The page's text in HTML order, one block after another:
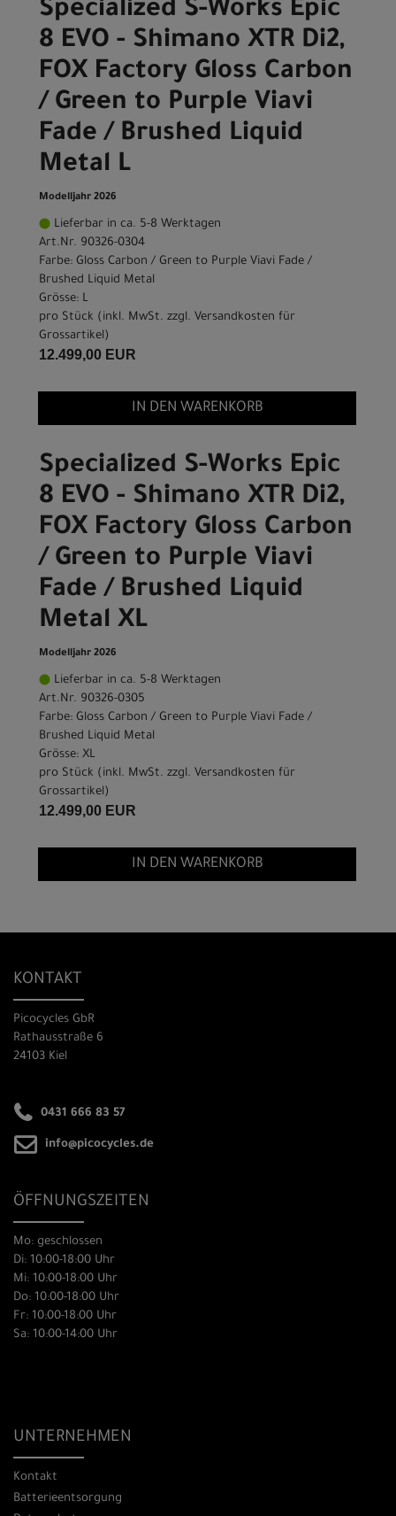
Specialized S-Works Epic
8 EVO - Shimano XTR Di2,
FOX Factory Gloss Carbon
/ Green to Purple Viavi
Fade / Brushed Liquid
Metal L
Modelljahr 2026
Lieferbar in ca. 5-8 Werktagen
Art.Nr. 90326-0304
Farbe: Gloss Carbon / Green to Purple Viavi Fade /
Brushed Liquid Metal
Grösse: L
pro Stück (inkl. MwSt. zzgl. Versandkosten für
Grossartikel)
12.499,00 EUR
IN DEN WARENKORB
Specialized S-Works Epic
8 EVO - Shimano XTR Di2,
FOX Factory Gloss Carbon
/ Green to Purple Viavi
Fade / Brushed Liquid
Metal XL
Modelljahr 2026
Lieferbar in ca. 5-8 Werktagen
Art.Nr. 90326-0305
Farbe: Gloss Carbon / Green to Purple Viavi Fade /
Brushed Liquid Metal
Grösse: XL
pro Stück (inkl. MwSt. zzgl. Versandkosten für
Grossartikel)
12.499,00 EUR
IN DEN WARENKORB
KONTAKT
Picocycles GbR
Rathausstraße 6
24103 Kiel
0431 666 83 57
info@picocycles.de
ÖFFNUNGSZEITEN
Mo: geschlossen
Di: 10:00-18:00 Uhr
Mi: 10:00-18:00 Uhr
Do: 10:00-18:00 Uhr
Fr: 10:00-18:00 Uhr
Sa: 10:00-14:00 Uhr
UNTERNEHMEN
Kontakt
Batterieentsorgung